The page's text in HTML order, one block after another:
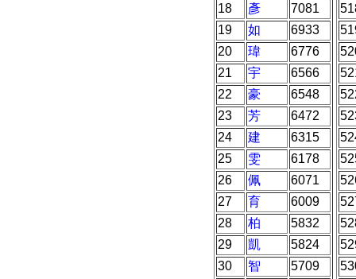
18
彥
7081
19
如
6933
20
瑋
6776
21
宇
6566
22
豪
6548
23
芳
6472
24
建
6315
25
雯
6178
26
佩
6071
27
育
6009
28
柏
5832
29
凱
5824
30
智
5709